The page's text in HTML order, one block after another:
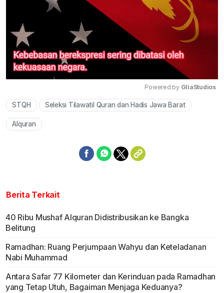
Mute
Powered by GliaStudios
STQH Seleksi Tilawatil Quran dan Hadis Jawa Barat
Alquran
Berita Terkait
40 Ribu Mushaf Alquran Didistribusikan ke Bangka
Belitung
Ramadhan: Ruang Perjumpaan Wahyu dan Keteladanan
Nabi Muhammad
Antara Safar 77 Kilometer dan Kerinduan pada Ramadhan
yang Tetap Utuh, Bagaiman Menjaga Keduanya?